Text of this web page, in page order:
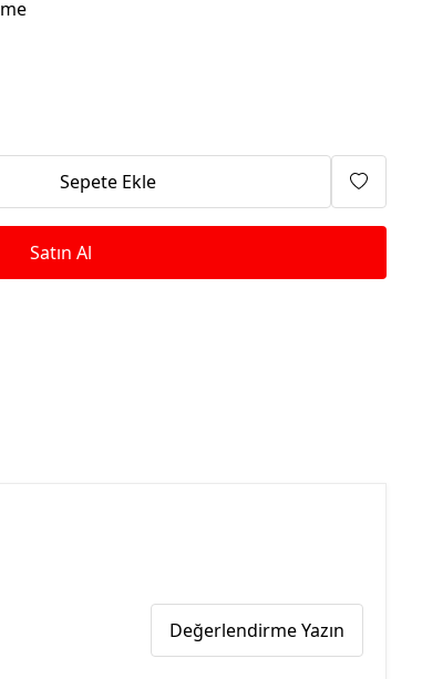
Sepete Ekle
Satın Al
Değerlendirme Yazın